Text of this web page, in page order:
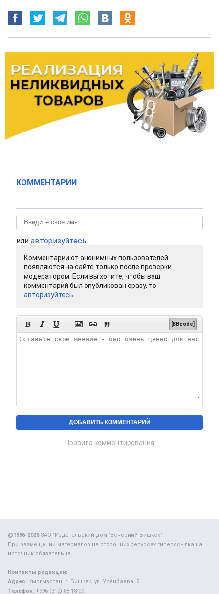
КОММЕНТАРИИ
или авторизуйтесь
Комментарии от анонимных пользователей
появляются на сайте только после проверки
модератором. Если вы хотите, чтобы ваш
комментарий был опубликован сразу, то
авторизуйтесь
      [BBcode]
Правила комментирования
@1996-2026ЗАО "Издательский дом "Вечерний Бишкек"
При размещении материалов на сторонних ресурсах гиперссылка на
источник обязательна.
Контакты редакции:
Адрес: Кыргызстан, г. Бишкек, ул. Усенбаева, 2.
Телефон: +996 (312) 88-18-09.